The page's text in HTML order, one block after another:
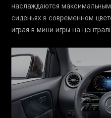
наслаждаются
сиденьях в современном
играя в мини-игры на